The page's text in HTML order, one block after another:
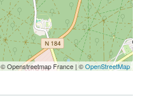
© Openstreetmap France | ©OpenStreetMap